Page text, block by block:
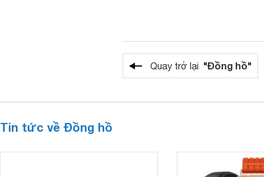
Quay trở lại "Đồng hồ"
Tin tức về Đồng hồ